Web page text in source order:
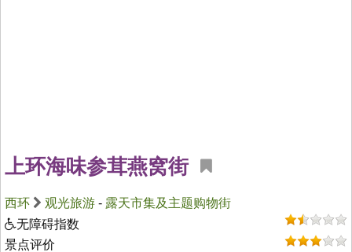
上环海味参茸燕窝街
西环 观光旅游 - 露天市集及主题购物街
无障碍指数
景点评价